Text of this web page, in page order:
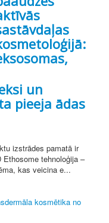
un
pieeja ādas
izstrādes pamatā ir
tehnoloģija –
kas veicina e...
kosmētika no